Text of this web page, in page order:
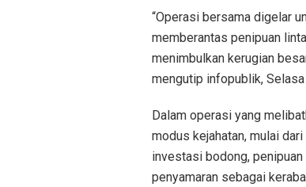
“Operasi bersama digelar
memberantas penipuan
menimbulkan kerugian
mengutip infopublik,
Dalam operasi yang
modus kejahatan, mulai
investasi bodong,
penyamaran sebagai